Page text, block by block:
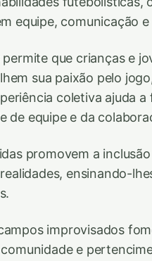
equipe, comunicação
que crianças e
sua paixão pelo
coletiva ajuda
de equipe e da
promovem a
ensinando-
improvisados
e